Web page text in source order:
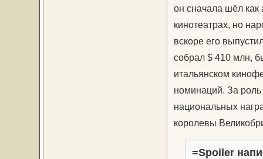
он сначала шёл
кинотеатрах, но
вскоре его
собрал $ 410 млн,
итальянском
номинаций. За
национальных
королевы
=Spoiler